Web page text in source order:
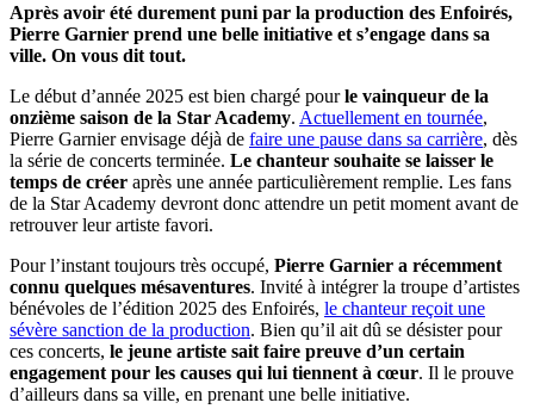
Après avoir été durement puni par la production des Enfoirés,
Pierre Garnier prend une belle initiative et s’engage dans sa
ville. On vous dit tout.
Le début d’année 2025 est bien chargé pourle vainqueur de la
onzième saison de la Star Academy. Actuellement en tournée,
Pierre Garnier envisage déjà de faire une pause dans sa carrière, dès
la série de concerts terminée. Le chanteur souhaite se laisser le
temps de créer après une année particulièrement remplie. Les fans
de la Star Academy devront donc attendre un petit moment avant de
retrouver leur artiste favori.
Pour l’instant toujours très occupé, Pierre Garnier a récemment
connu quelques mésaventures. Invité à intégrer la troupe d’artistes
bénévoles de l’édition 2025 des Enfoirés, le chanteur reçoit une
sévère sanction de la production. Bien qu’il ait dû se désister pour
ces concerts, le jeune artiste sait faire preuve d’un certain
engagement pour les causes qui lui tiennent à cœur. Il le prouve
d’ailleurs dans sa ville, en prenant une belle initiative.